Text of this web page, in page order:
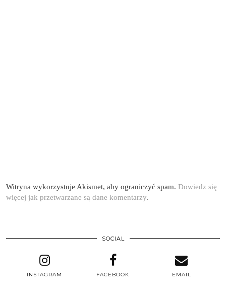
Witryna wykorzystuje Akismet, aby ograniczyć spam. Dowiedz się
więcej jak przetwarzane są dane komentarzy.
SOCIAL
INSTAGRAM FACEBOOK EMAIL